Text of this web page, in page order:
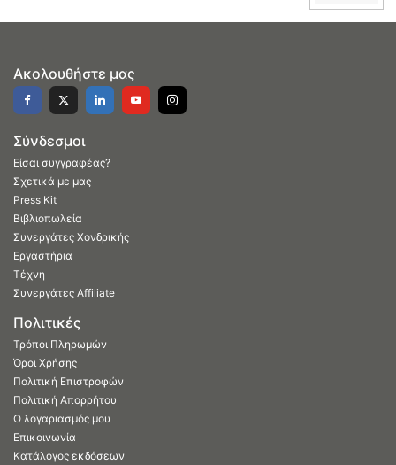
Ακολουθήστε μας
Σύνδεσμοι
Είσαι συγγραφέας?
Σχετικά με μας
Press Kit
Βιβλιοπωλεία
Συνεργάτες Χονδρικής
Εργαστήρια
Τέχνη
Συνεργάτες Affiliate
Πολιτικές
Τρόποι Πληρωμών
Όροι Χρήσης
Πολιτική Επιστροφών
Πολιτική Απορρήτου
Ο λογαριασμός μου
Επικοινωνία
Κατάλογος εκδόσεων